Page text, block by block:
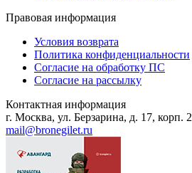
Правовая информация
Условия возврата
Политика конфиденциальности
Согласие на обработку ПС
Согласие на рассылку
Контактная информация
г. Москва, ул. Берзарина, д. 17, корп. 2
mail@bronegilet.ru